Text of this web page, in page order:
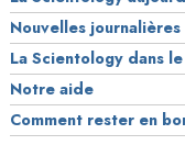
Nouvelles journalières
La Scientology dans
Notre aide
Comment rester en